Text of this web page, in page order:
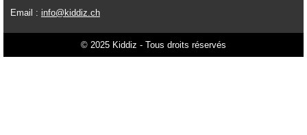
Email : info@kiddiz.ch
© 2025 Kiddiz - Tous droits réservés